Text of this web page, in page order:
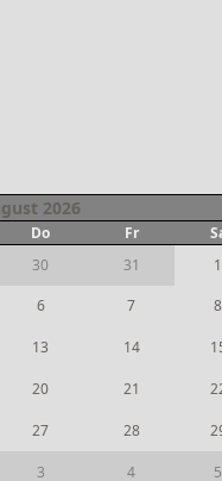
2026
Do Fr
30 31
1
6 7 8
13 14
20 21
27 28
3 4 5